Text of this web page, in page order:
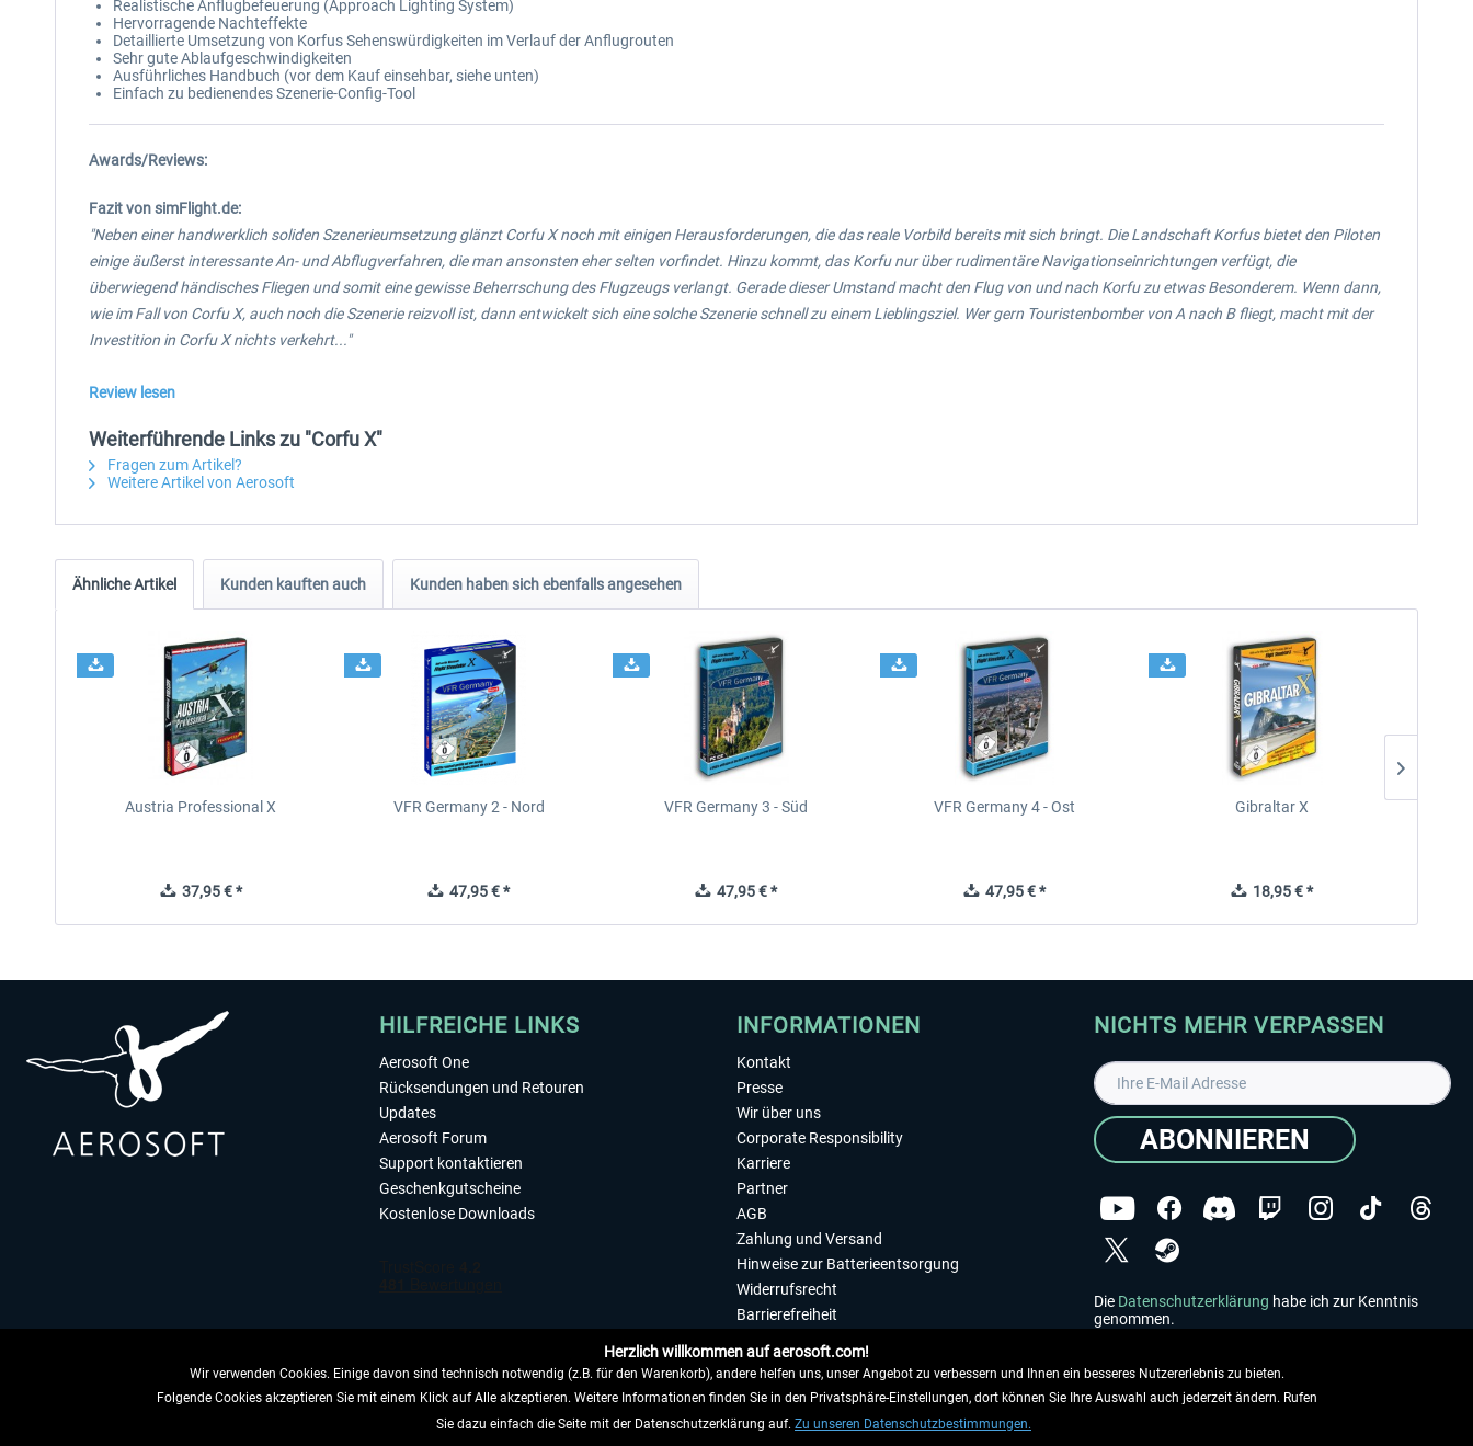
Realistische Anflugbefeuerung (Approach Lighting System)
Hervorragende Nachteffekte
Detaillierte Umsetzung von Korfus Sehenswürdigkeiten im Verlauf der Anflugrouten
Sehr gute Ablaufgeschwindigkeiten
Ausführliches Handbuch (vor dem Kauf einsehbar, siehe unten)
Einfach zu bedienendes Szenerie-Config-Tool
Awards/Reviews:
Fazit von simFlight.de:
"Neben einer handwerklich soliden Szenerieumsetzung glänzt Corfu X noch mit einigen Herausforderungen, die das reale Vorbild bereits mit sich bringt. Die Landschaft Korfus bietet den Piloten
einige äußerst interessante An- und Abflugverfahren, die man ansonsten eher selten vorfindet. Hinzu kommt, das Korfu nur über rudimentäre Navigationseinrichtungen verfügt, die
überwiegend händisches Fliegen und somit eine gewisse Beherrschung des Flugzeugs verlangt. Gerade dieser Umstand macht den Flug von und nach Korfu zu etwas Besonderem. Wenn dann,
wie im Fall von Corfu X, auch noch die Szenerie reizvoll ist, dann entwickelt sich eine solche Szenerie schnell zu einem Lieblingsziel. Wer gern Touristenbomber von A nach B fliegt, macht mit der
Investition in Corfu X nichts verkehrt..."
Review lesen
Weiterführende Links zu "Corfu X"
Fragen zum Artikel?
Weitere Artikel von Aerosoft
Ähnliche Artikel Kunden kauften auch Kunden haben sich ebenfalls angesehen
Austria Professional X
37,95 € *
VFR Germany 2 - Nord
47,95 € *
VFR Germany 3 - Süd
47,95 € *
VFR Germany 4 - Ost
47,95 € *
Gibraltar X
18,95 € *
HILFREICHE LINKS
Aerosoft One
Rücksendungen und Retouren
Updates
Aerosoft Forum
Support kontaktieren
Geschenkgutscheine
Kostenlose Downloads
VERTRAG WIDERRUFEN
INFORMATIONEN
Kontakt
Presse
Wir über uns
Corporate Responsibility
Karriere
Partner
AGB
Zahlung und Versand
Hinweise zur Batterieentsorgung
Widerrufsrecht
Barrierefreiheit
Impressum
NICHTS MEHR VERPASSEN
ABONNIEREN
Die Datenschutzerklärung habe ich zur Kenntnis
genommen.
Herzlich willkommen auf aerosoft.com!
Wir verwenden Cookies. Einige davon sind technisch notwendig (z.B. für den Warenkorb), andere helfen uns, unser Angebot zu verbessern und Ihnen ein besseres Nutzererlebnis zu bieten.
Folgende Cookies akzeptieren Sie mit einem Klick auf Alle akzeptieren. Weitere Informationen finden Sie in den Privatsphäre-Einstellungen, dort können Sie Ihre Auswahl auch jederzeit ändern. Rufen
Sie dazu einfach die Seite mit der Datenschutzerklärung auf. Zu unseren Datenschutzbestimmungen.